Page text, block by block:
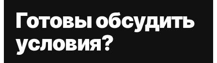
Готовы обсудить
условия?